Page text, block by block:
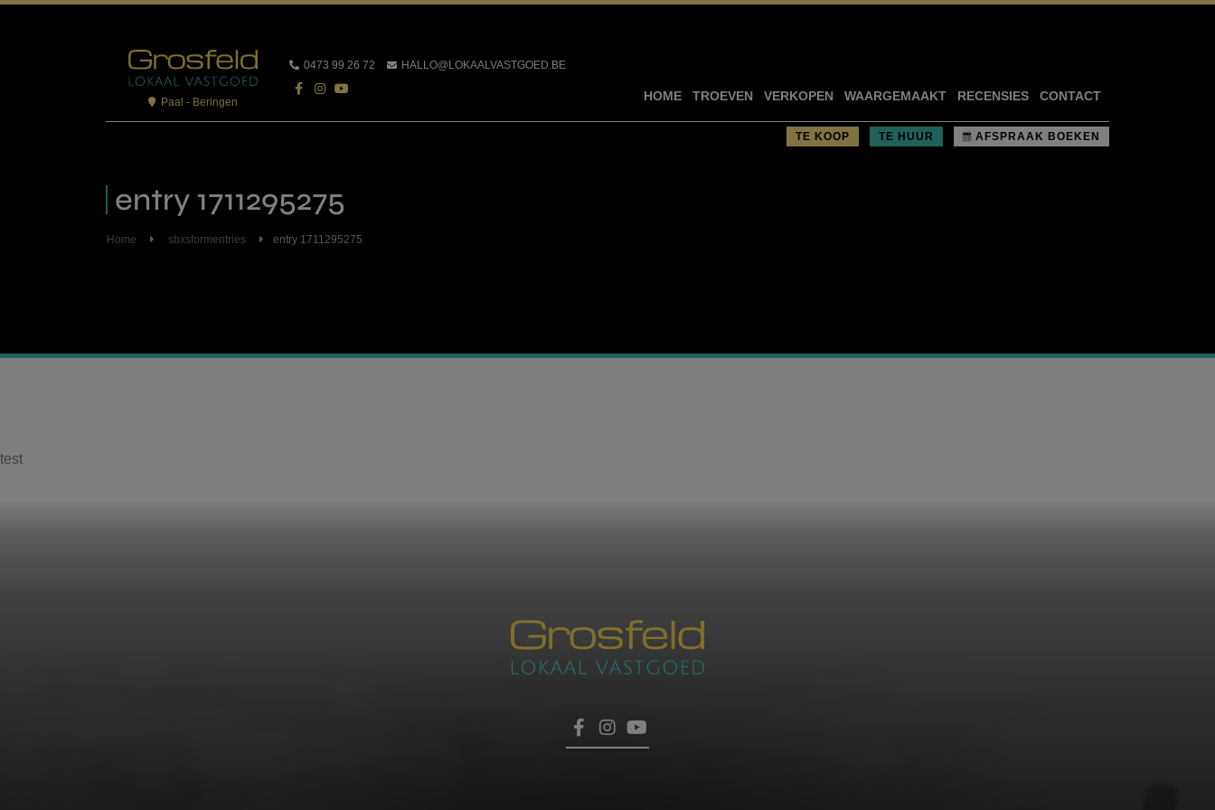
Paal - Beringen
0473 99 26 72 HALLO@LOKAALVASTGOED.BE
HOME TROEVEN VERKOPEN WAARGEMAAKT RECENSIES CONTACT
TE KOOP TE HUUR AFSPRAAK BOEKEN
WAARGEMAAKT
CONTACT
entry 1711295275
Home sbxsformentries entry 1711295275
test